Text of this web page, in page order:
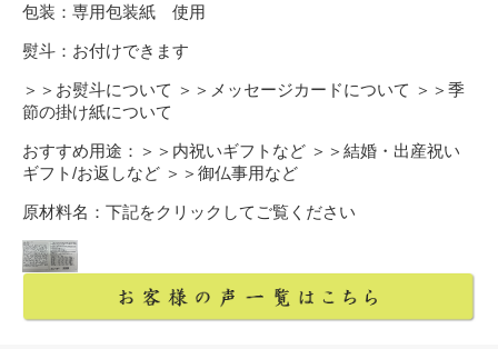
包装：専用包装紙 使用
熨斗：お付けできます
＞＞お熨斗について ＞＞メッセージカードについて ＞＞季
節の掛け紙について
おすすめ用途： ＞＞内祝いギフトなど ＞＞結婚・出産祝い
ギフト/お返しなど ＞＞御仏事用など
原材料名：下記をクリックしてご覧ください